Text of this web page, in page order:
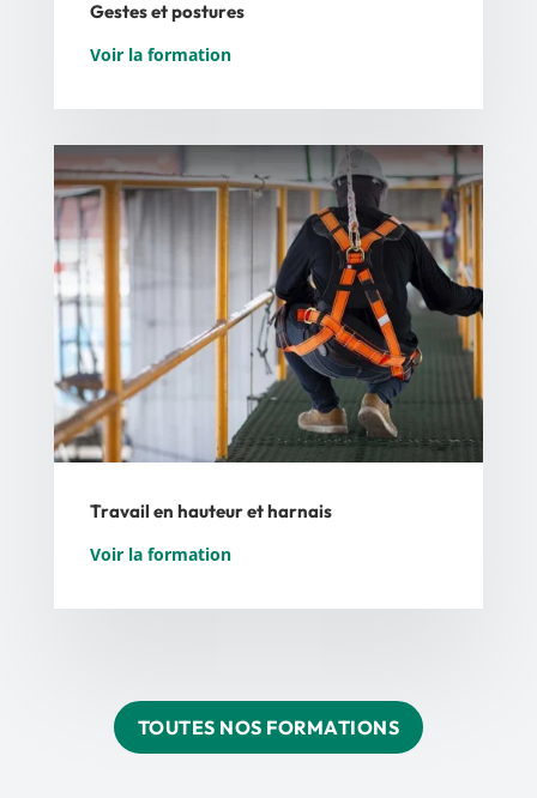
Gestes et postures
Voir la formation
Travail en hauteur et harnais
Voir la formation
TOUTES NOS FORMATIONS